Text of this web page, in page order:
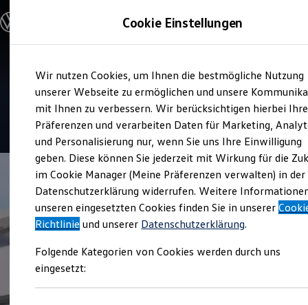
Hauptinhalt
springen
Footer
springen
Modelle & Konfigurator
Nutzfahrzeugkategorien entdecken
Modelle konfigurieren
Vorgängermodelle und Oldtimer
Vorgängermodelle
Oldtimer
Bulli Historie
Branchenlösungen & Gewerbekunden
Umbaulösungen und Hersteller finden
Auf- und Umbauten entdecken & konfigurieren
Groß- und Sonderkunden
Großkunden
Kommunen & Behörden
Journalisten
Sportvereine
Branchenlösungen
Gewerbliche Personenbeförderung
Service & mobile Werkstätten
Menschen mit Behinderung
Service
Autozentrale Eichmann
4.9| 68 Bewertungen
Cookie Einstellungen
Wir nutzen Cookies, um Ihnen die bestmögliche Nutzung
unserer Webseite zu ermöglichen und unsere
mit Ihnen zu verbessern. Wir berücksichtigen hierbei Ihre
Präferenzen und verarbeiten Daten für Marketing,
und Personalisierung nur, wenn Sie uns Ihre Einwilligung
geben. Diese können Sie jederzeit mit Wirkung für die
im Cookie Manager (Meine Präferenzen verwalten) in der
Datenschutzerklärung widerrufen. Weitere
unseren eingesetzten Cookies finden Sie in unserer
Richtlinie und unserer Datenschutzerklärung.
Folgende Kategorien von Cookies werden durch uns
eingesetzt: